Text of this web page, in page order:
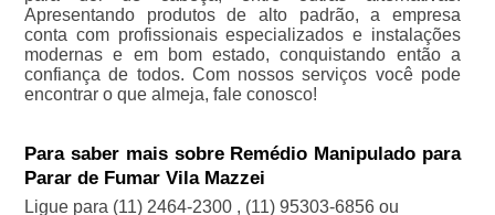
Apresentando produtos de alto padrão, a empresa
conta com profissionais especializados e instalações
modernas e em bom estado, conquistando então a
confiança de todos. Com nossos serviços você pode
encontrar o que almeja, fale conosco!
Para saber mais sobre Remédio Manipulado para
Parar de Fumar Vila Mazzei
Ligue para (11) 2464-2300 , (11) 95303-6856 ou